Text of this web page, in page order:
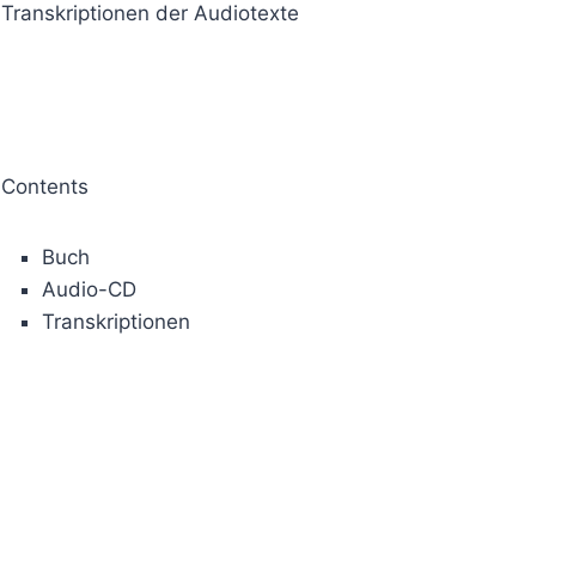
Transkriptionen der Audiotexte
Contents
Buch
Audio-CD
Transkriptionen